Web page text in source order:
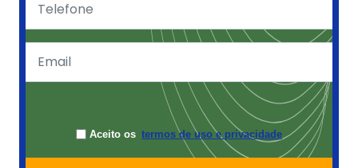
Aceito os termos de uso e privacidade